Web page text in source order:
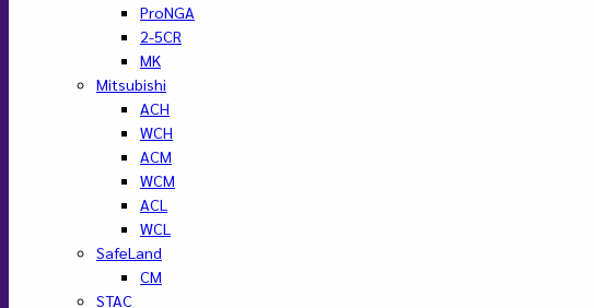
ProNGA
2-5CR
MK
Mitsubishi
ACH
WCH
ACM
WCM
ACL
WCL
SafeLand
CM
STAC